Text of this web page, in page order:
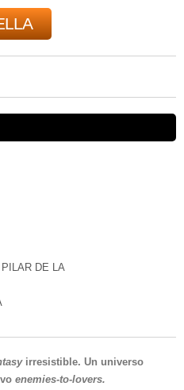
DE LA
irresistible. Un universo
enemies-to-lovers.